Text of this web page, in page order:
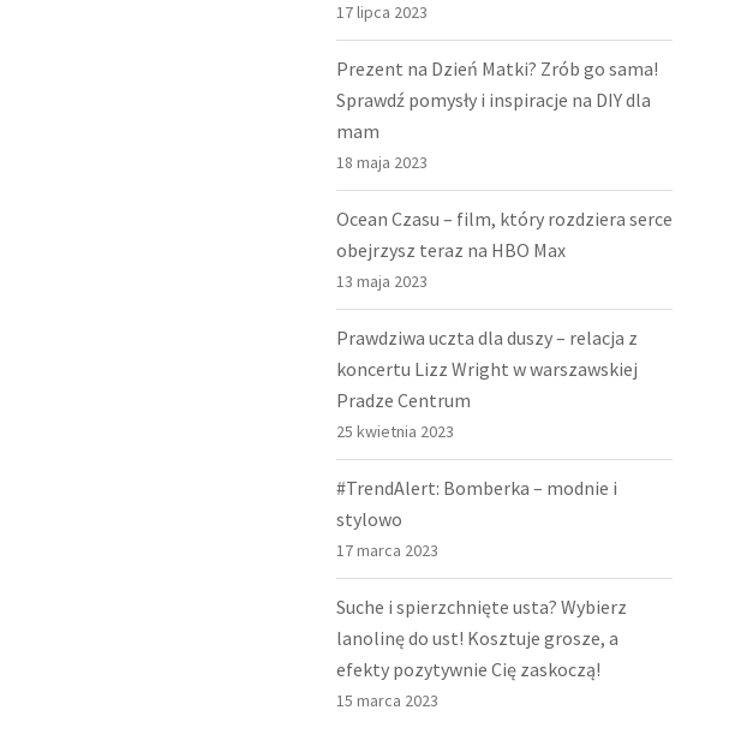
17 lipca 2023
Prezent na Dzień Matki? Zrób go sama!
Sprawdź pomysły i inspiracje na DIY dla
mam
18 maja 2023
Ocean Czasu – film, który rozdziera serce
obejrzysz teraz na HBO Max
13 maja 2023
Prawdziwa uczta dla duszy – relacja z
koncertu Lizz Wright w warszawskiej
Pradze Centrum
25 kwietnia 2023
#TrendAlert: Bomberka – modnie i
stylowo
17 marca 2023
Suche i spierzchnięte usta? Wybierz
lanolinę do ust! Kosztuje grosze, a
efekty pozytywnie Cię zaskoczą!
15 marca 2023